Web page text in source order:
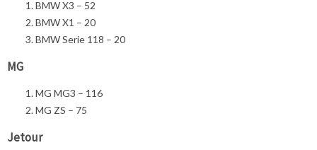
BMW X3 – 52
BMW X1 – 20
BMW Serie 118 – 20
MG
MG MG3 – 116
MG ZS – 75
Jetour